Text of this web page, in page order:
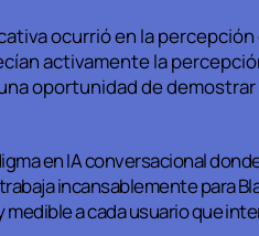
ocurrió en la
activamente la
oportunidad de
en IA conversacional
incansablemente para
a cada usuario que